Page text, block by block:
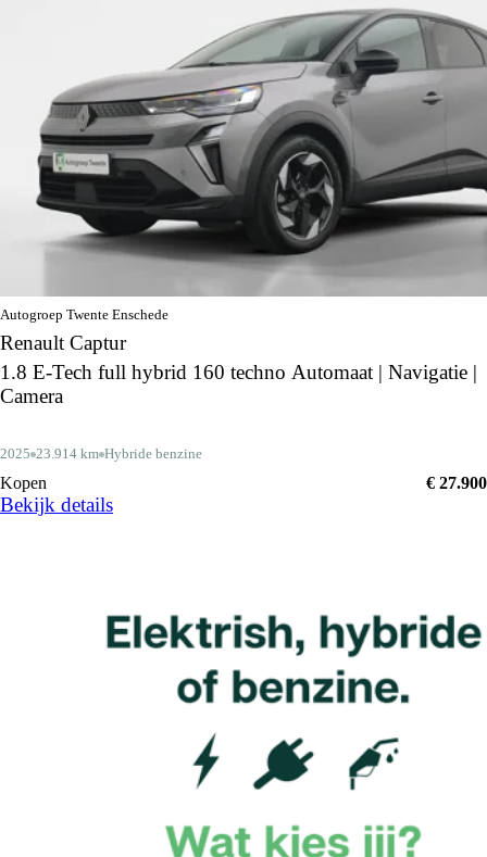
Autogroep Twente Enschede
Renault Captur
1.8 E-Tech full hybrid 160 techno Automaat | Navigatie |
Camera
2025 23.914 km Hybride benzine
Kopen € 27.900
Bekijk details